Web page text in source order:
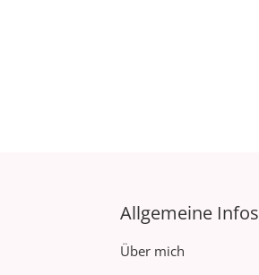
Allgemeine Infos
Über mich